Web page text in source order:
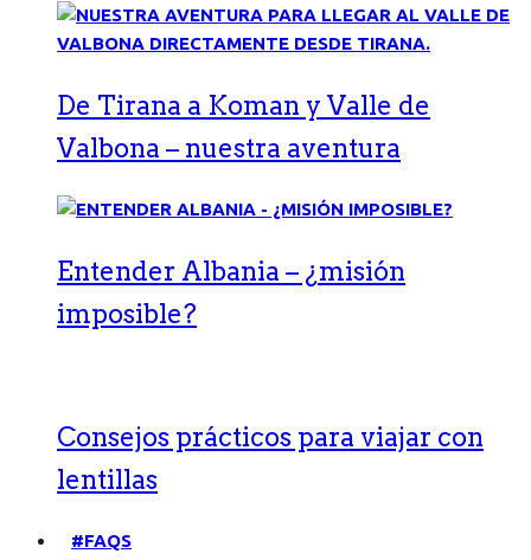
De Tirana a Koman y Valle de
Valbona – nuestra aventura
Entender Albania – ¿misión
imposible?
Consejos prácticos para viajar con
lentillas
#FAQS